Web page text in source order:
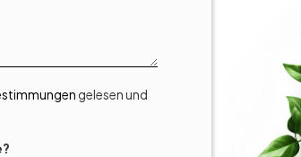
gelesen und